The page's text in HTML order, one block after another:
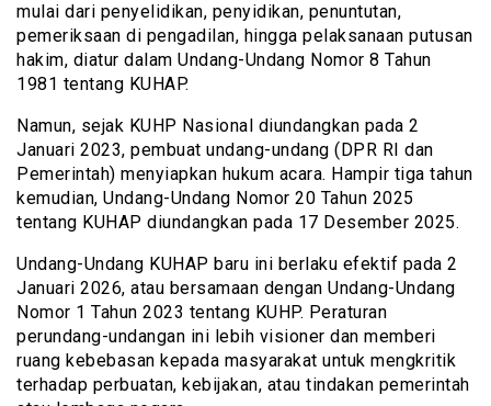
mulai dari penyelidikan, penyidikan, penuntutan,
pemeriksaan di pengadilan, hingga pelaksanaan putusan
hakim, diatur dalam Undang-Undang Nomor 8 Tahun
1981 tentang KUHAP.
Namun, sejak KUHP Nasional diundangkan pada 2
Januari 2023, pembuat undang-undang (DPR RI dan
Pemerintah) menyiapkan hukum acara. Hampir tiga tahun
kemudian, Undang-Undang Nomor 20 Tahun 2025
tentang KUHAP diundangkan pada 17 Desember 2025.
Undang-Undang KUHAP baru ini berlaku efektif pada 2
Januari 2026, atau bersamaan dengan Undang-Undang
Nomor 1 Tahun 2023 tentang KUHP. Peraturan
perundang-undangan ini lebih visioner dan memberi
ruang kebebasan kepada masyarakat untuk mengkritik
terhadap perbuatan, kebijakan, atau tindakan pemerintah